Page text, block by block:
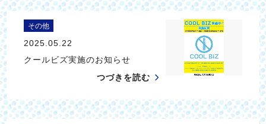
その他
2025.05.22
クールビズ実施のお知らせ
つづきを読む